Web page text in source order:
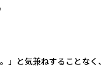
」と気兼ねすることな